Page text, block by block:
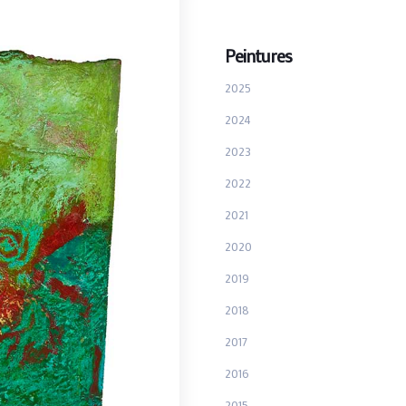
Peintures
2025
2024
2023
2022
2021
2020
2019
2018
2017
2016